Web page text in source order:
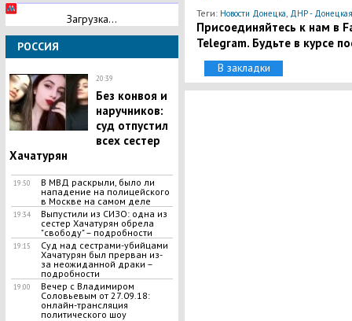
Загрузка...
РОССИЯ
20:39
Без конвоя и
наручников:
суд отпустил
всех сестер
Хачатурян
19:50
В МВД раскрыли, было ли
нападение на полицейского
в Москве на самом деле
19:34
Выпустили из СИЗО: одна из
сестер Хачатурян обрела
"свободу" – подробности
19:15
Суд над сестрами-убийцами
Хачатурян был прерван из-
за неожиданной драки –
подробности
19:00
Вечер с Владимиром
Соловьевым от 27.09.18:
онлайн-трансляция
политического шоу
Теги: Новости Донецка, ДНР -
Присоединяйтесь к нам в
Telegram. Будьте в курсе
В закладки